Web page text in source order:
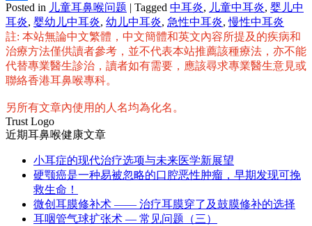
分
享
Posted in 儿童耳鼻喉问题 | Tagged 中耳炎, 儿童中耳炎, 婴儿中
耳炎, 婴幼儿中耳炎, 幼儿中耳炎, 急性中耳炎,慢性中耳炎
註: 本站無論中文繁體，中文簡體和英文內容所提及的疾病和
治療方法僅供讀者參考，並不代表本站推薦該種療法，亦不能
代替專業醫生診治，讀者如有需要，應該尋求專業醫生意見或
聯絡香港耳鼻喉專科。
另所有文章內使用的人名均為化名。
Trust Logo
近期耳鼻喉健康文章
小耳症的现代治疗选项与未来医学新展望
硬颚癌是一种易被忽略的口腔恶性肿瘤，早期发现可挽
救生命！
微创耳膜修补术 —— 治疗耳膜穿了及鼓膜修补的选择
耳咽管气球扩张术 — 常见问题（三）